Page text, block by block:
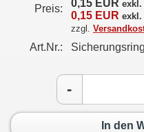
Preis: 0,15 EUR exkl.
0,15 EUR exkl.
zzgl.
Art.Nr.:
-
In den